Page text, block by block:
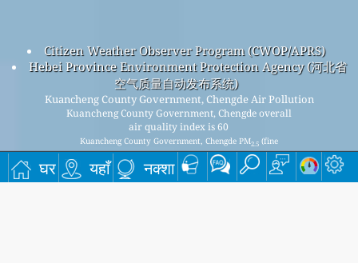
घर यहाँ नक्शा
Citizen Weather Observer Program (CWOP/APRS)
Hebei Province Environment Protection Agency (河北省
空气质量自动发布系统)
Kuancheng County Government, Chengde Air Pollution
Kuancheng County Government, Chengde overall
air quality index is 60
Kuancheng County Government, Chengde PM2.5(fine
particulate matter) AQI is 50 - Kuancheng County
Government, Chengde PM10 (PM10 (Respirable particulate
matter)) AQI is 31 - Kuancheng County Government, Chengde